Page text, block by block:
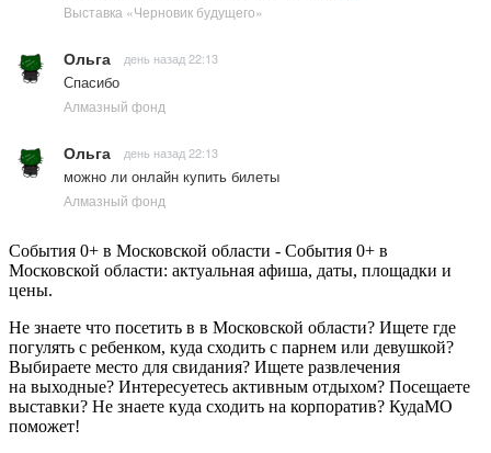
Выставка «Черновик будущего»
Ольга день назад 22:13
Спасибо
Алмазный фонд
Ольга день назад 22:13
можно ли онлайн купить билеты
Алмазный фонд
События 0+ в Московской области - События 0+ в
Московской области: актуальная афиша, даты, площадки и
цены.
Не знаете что посетить в в Московской области? Ищете где
погулять с ребенком, куда сходить с парнем или девушкой?
Выбираете место для свидания? Ищете развлечения
на выходные? Интересуетесь активным отдыхом? Посещаете
выставки? Не знаете куда сходить на корпоратив? КудаМО
поможет!